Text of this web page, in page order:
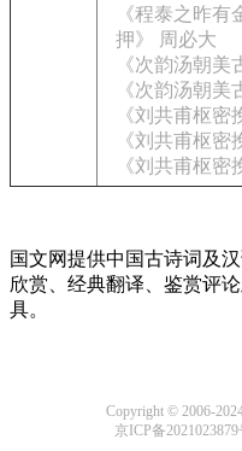
《程泰之昨
押》 周必大
《次韵汤朝
《次韵汤朝
《刘共甫枢
《刘共甫枢
《刘共甫枢
国文网提供中国古诗词及
欣赏、经典翻译、鉴赏评
具。
Copyright © 2006-
京ICP备2021023879